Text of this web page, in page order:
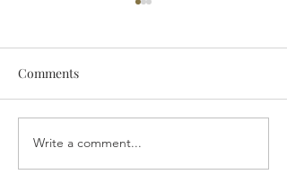
2025年12月12日（金）～17
日（水）文化芸術音楽み
Comments
Write a comment...